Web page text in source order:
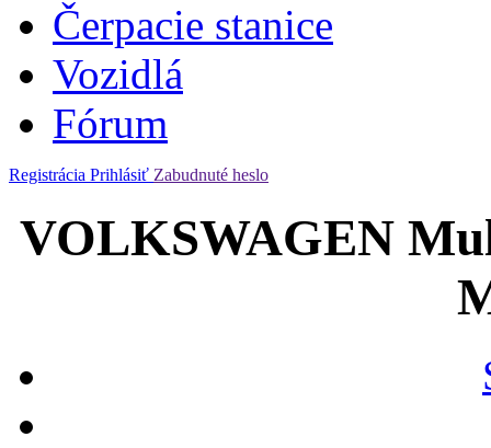
Čerpacie stanice
Vozidlá
Fórum
Registrácia Prihlásiť Zabudnuté heslo
VOLKSWAGEN